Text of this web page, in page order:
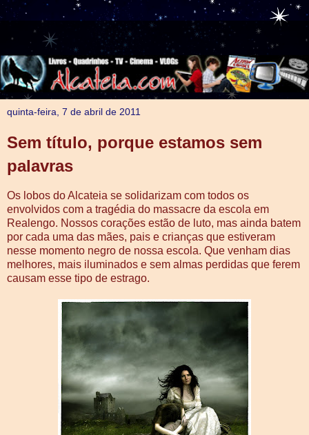
quinta-feira, 7 de abril de 2011
Sem título, porque estamos sem
palavras
Os lobos do Alcateia se solidarizam com todos os
envolvidos com a tragédia do massacre da escola em
Realengo. Nossos corações estão de luto, mas ainda batem
por cada uma das mães, pais e crianças que estiveram
nesse momento negro de nossa escola. Que venham dias
melhores, mais iluminados e sem almas perdidas que ferem
causam esse tipo de estrago.